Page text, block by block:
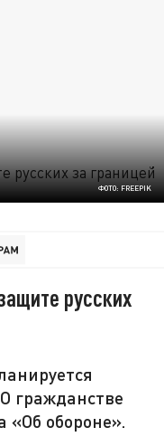
ФОТО: FREEPIK
русских
гражданстве
«Об обороне».